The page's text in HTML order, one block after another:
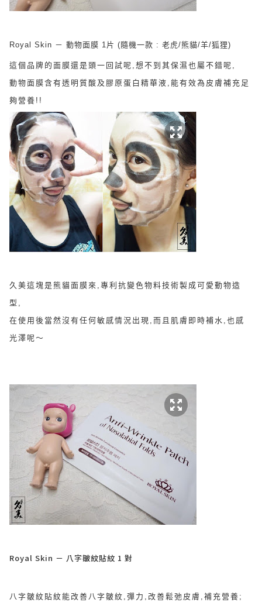
Royal Skin － 動物面膜 1片 (隨機一款 : 老虎/熊貓/羊/狐狸)
這個品牌的面膜還是頭一回試呢,想不到其保濕也屬不錯呢,
動物面膜含有透明質酸及膠原蛋白精華液,能有效為皮膚補充足
夠營養!!
久美這塊是熊貓面膜來, 專利抗變色物料技術製成可愛動物造
型,
在使用後當然沒有任何敏感情況出現,而且肌膚即時補水,也感
光澤呢～
Royal Skin － 八字皺紋貼紋 1 對
八字皺紋貼紋能改善八字皺紋,彈力,改善鬆弛皮膚,補充營養;